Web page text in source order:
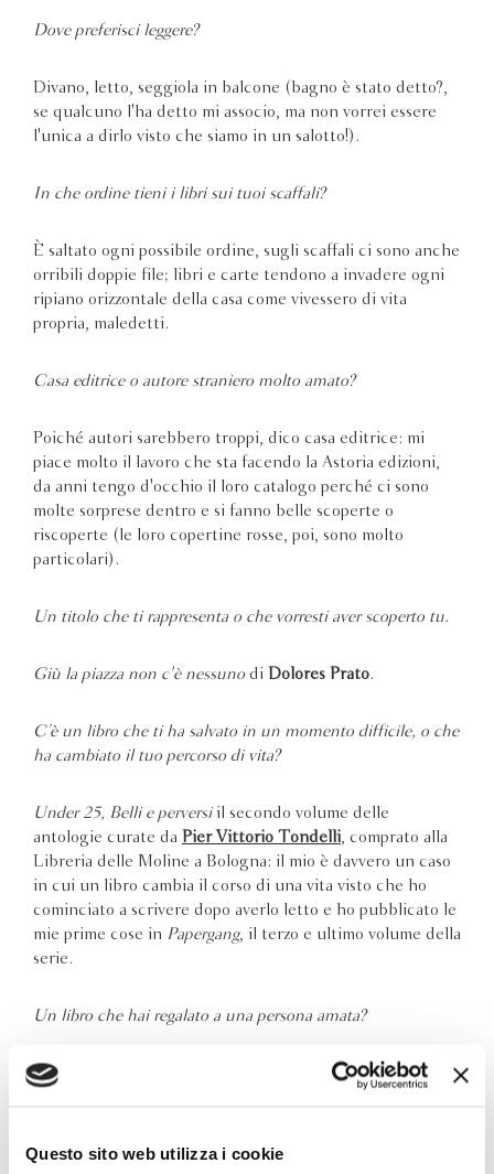
Questo sito web utilizza i cookie
Dove preferisci leggere?
Divano, letto, seggiola in balcone (bagno è stato detto?,
se qualcuno l'ha detto mi associo, ma non vorrei essere
l'unica a dirlo visto che siamo in un salotto!).
In che ordine tieni i libri sui tuoi scaffali?
È saltato ogni possibile ordine, sugli scaffali ci sono anche
orribili doppie file; libri e carte tendono a invadere ogni
ripiano orizzontale della casa come vivessero di vita
propria, maledetti.
Casa editrice o autore straniero molto amato?
Poiché autori sarebbero troppi, dico casa editrice: mi
piace molto il lavoro che sta facendo la Astoria edizioni,
da anni tengo d'occhio il loro catalogo perché ci sono
molte sorprese dentro e si fanno belle scoperte o
riscoperte (le loro copertine rosse, poi, sono molto
particolari).
Un titolo che ti rappresenta o che vorresti aver scoperto tu.
Giù la piazza non c'è nessuno di Dolores Prato.
C’è un libro che ti ha salvato in un momento difficile, o che
ha cambiato il tuo percorso di vita?
Under 25, Belli e perversiil secondo volume delle
antologie curate da Pier Vittorio Tondelli , comprato alla
Libreria delle Moline a Bologna: il mio è davvero un caso
in cui un libro cambia il corso di una vita visto che ho
cominciato a scrivere dopo averlo letto e ho pubblicato le
mie prime cose in Papergang, il terzo e ultimo volume della
serie.
Un libro che hai regalato a una persona amata?
Tutti i libri regalati ai miei figli, scelti con loro e per loro
maggiormente?